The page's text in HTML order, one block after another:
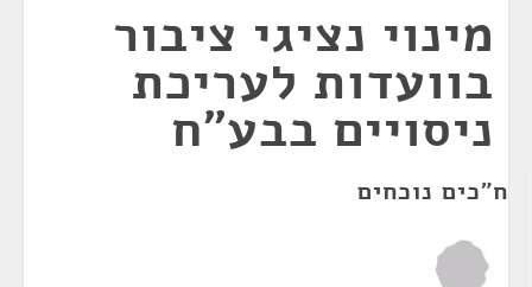
מינוי נציגי ציבור
בוועדות לעריכת
ניסויים בבע"ח
ח"כים נוכחים